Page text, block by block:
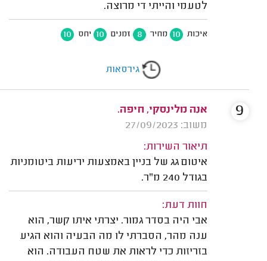
לטעמי והייתי די מרוצה.
איכות 10 מחיר 8 זמנים 10 יחס 10
גירסאות
אנה מלינסקי, חיפה.
משוב: 27/09/2023
תיאור השירות:
איטום גג של בניין באמצעות יריעות ביטומניות
בגודל 240 מ"ר.
חוות דעת:
אבי היה בסדר גמור. יצרתי איתו קשר, הוא
ענה מהר, הסברתי לו מה הבעיה והוא הגיע
בזריזות כדי לראות את שטח העבודה. הוא
9